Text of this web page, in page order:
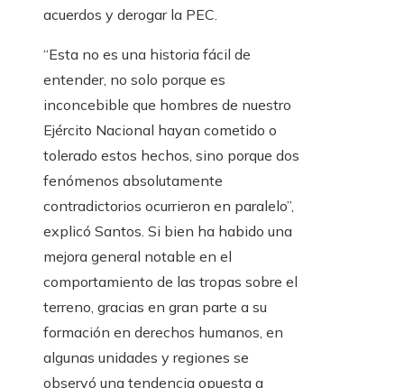
acuerdos y derogar la PEC.
“Esta no es una historia fácil de
entender, no solo porque es
inconcebible que hombres de nuestro
Ejército Nacional hayan cometido o
tolerado estos hechos, sino porque dos
fenómenos absolutamente
contradictorios ocurrieron en paralelo”,
explicó Santos. Si bien ha habido una
mejora general notable en el
comportamiento de las tropas sobre el
terreno, gracias en gran parte a su
formación en derechos humanos, en
algunas unidades y regiones se
observó una tendencia opuesta a